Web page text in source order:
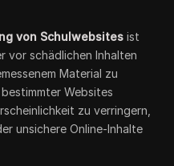
von Schulwebsites ist
vor schädlichen Inhalten
Material zu
Websites
zu verringern,
unsichere Online-Inhalte